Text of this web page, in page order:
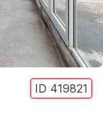
ID 419821